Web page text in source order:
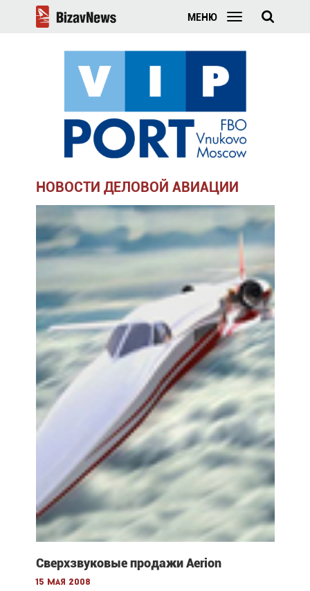
МЕНЮ
НОВОСТИ ДЕЛОВОЙ АВИАЦИИ
Сверхзвуковые продажи Aerion
15 мая 2008